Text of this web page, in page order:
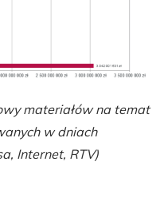
materiałów na temat
w dniach
Internet, RTV)